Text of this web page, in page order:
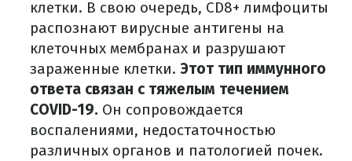
клетки. В свою очередь, CD8+ лимфоциты
распознают вирусные антигены на
клеточных мембранах и разрушают
зараженные клетки. Этот тип иммунного
ответа связан с тяжелым течением
COVID-19. Он сопровождается
воспалениями, недостаточностью
различных органов и патологией почек.